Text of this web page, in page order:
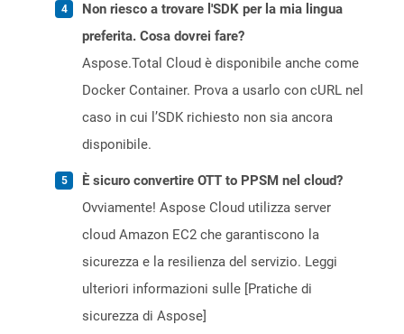
Non riesco a trovare l'SDK per la mia lingua
preferita. Cosa dovrei fare?
Aspose.Total Cloud è disponibile anche come
Docker Container. Prova a usarlo con cURL nel
caso in cui l’SDK richiesto non sia ancora
disponibile.
È sicuro convertire OTT to PPSM nel cloud?
Ovviamente! Aspose Cloud utilizza server
cloud Amazon EC2 che garantiscono la
sicurezza e la resilienza del servizio. Leggi
ulteriori informazioni sulle [Pratiche di
sicurezza di Aspose]